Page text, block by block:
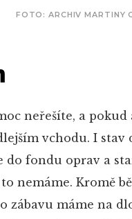
FOTO: ARCHIV MARTINY
neřešíte, a
vchodu. I
do fondu oprav a
nemáme. Kromě
zábavu máme na